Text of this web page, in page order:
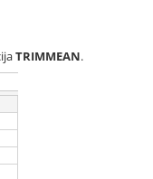
TRIMMEAN.